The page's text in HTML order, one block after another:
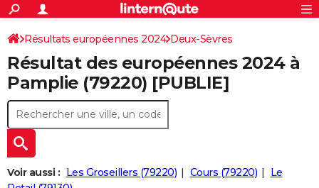
ACTUALITÉS
Politique
Société
Faits Divers
Education
Monde
Villes
+
SPORT
Coupe du monde 2026
Football
Tennis
Cyclisme
Rugby
Forum
Programme TV
TNT
Streaming
Cinéma
Sorties cinéma
Musique
+
FINANCE
Retraite
Impôts
Epargne
Immobilier
Risques naturels par ville
Banque
Assurance
Crédit
AUTO
Essais
Réserver un essai
Citadines
Berlines
SUV
Forum auto
+
HIGH-TECH
S'inscrire
Connexion
Résultats européennes 2024 Deux-Sèvres
Résultat des européennes 2024 à
Pamplie (79220) [PUBLIE]
Voir aussi : Les Groseillers (79220) Cours (79220)
Le